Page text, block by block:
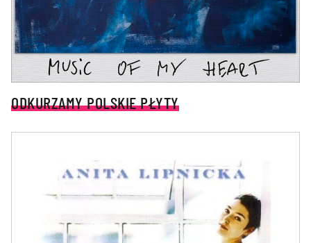
ODKURZAMY POLSKIE PŁYTY